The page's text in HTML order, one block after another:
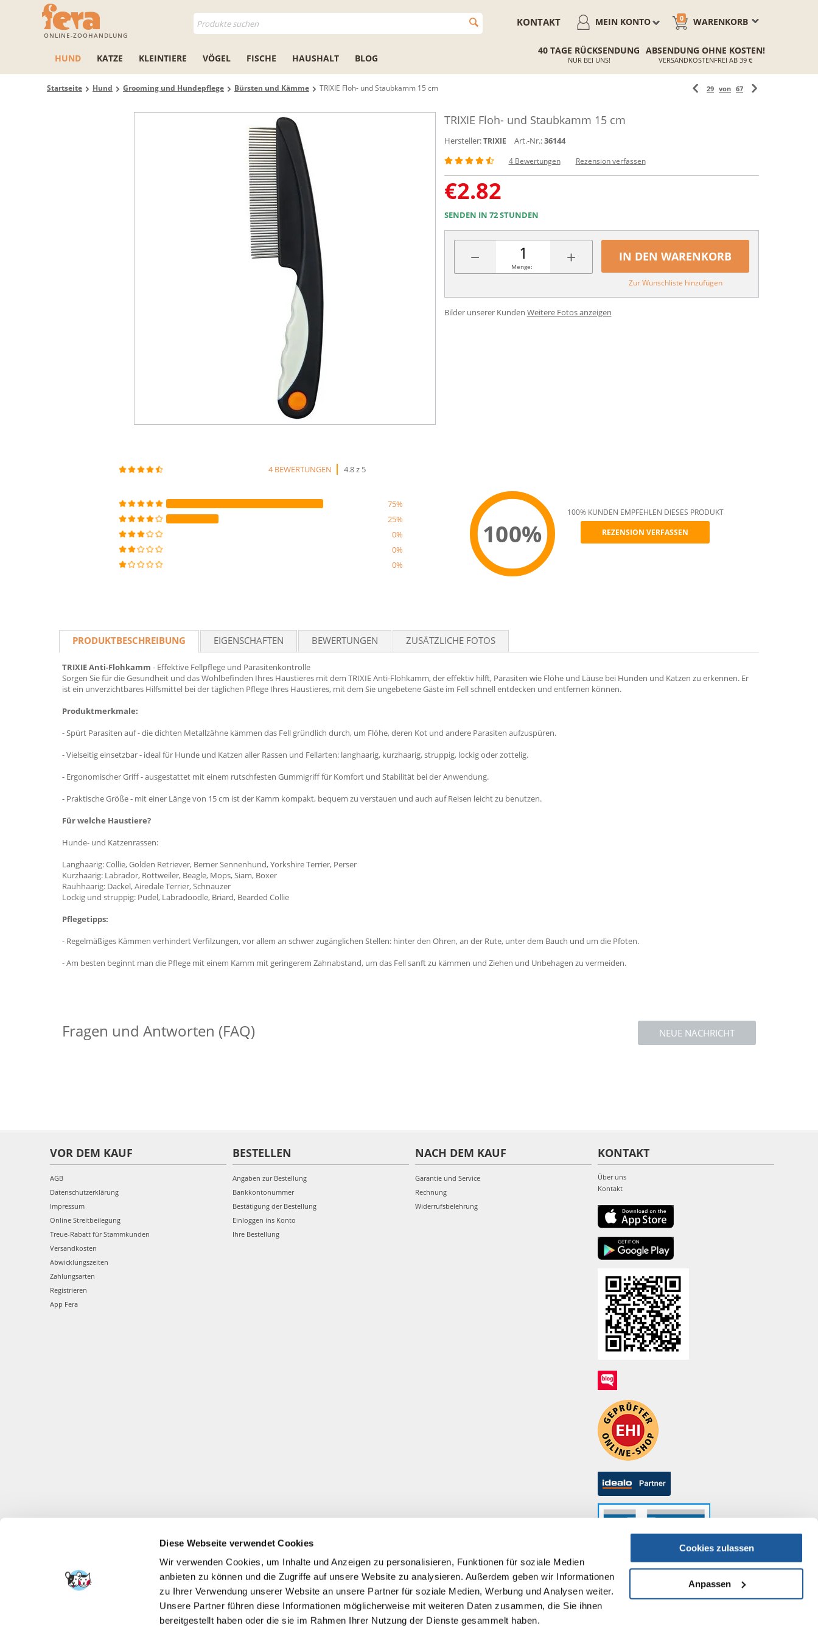
Diese Webseite verwendet Cookies
Wir verwenden Cookies, um Inhalte und Anzeigen zu personalisieren, Funktionen für soziale Medien
anbieten zu können und die Zugriffe auf unsere Website zu analysieren. Außerdem geben wir Informationen
zu Ihrer Verwendung unserer Website an unsere Partner für soziale Medien, Werbung und Analysen weiter.
Unsere Partner führen diese Informationen möglicherweise mit weiteren Daten zusammen, die Sie ihnen
bereitgestellt haben oder die sie im Rahmen Ihrer Nutzung der Dienste gesammelt haben.
Cookies zulassen
Anpassen
ONLINE-ZOOHANDLUNG
WARENKORB
0
MEIN KONTO
KONTAKT
HUND KATZE KLEINTIERE VÖGEL FISCHE HAUSHALT BLOG
40 TAGE RÜCKSENDUNG
NUR BEI UNS!
ABSENDUNG OHNE KOSTEN!
VERSANDKOSTENFREI AB 39 €
Startseite Hund Grooming und Hundepflege Bürsten und Kämme TRIXIE Floh- und Staubkamm 15 cm 29 von 67
TRIXIE Floh- und Staubkamm 15 cm
Hersteller: TRIXIE Art.-Nr.:36144
4 Bewertungen Rezension verfassen
€2.82
SENDEN IN 72 STUNDEN
− +
Menge:
IN DEN WARENKORB
Zur Wunschliste hinzufügen
Bilder unserer Kunden Weitere Fotos anzeigen
4 BEWERTUNGEN 4.8 z 5
75%
25%
0%
0%
0%
100%
Recommend
100% KUNDEN EMPFEHLEN DIESES PRODUKT
REZENSION VERFASSEN
PRODUKTBESCHREIBUNG EIGENSCHAFTEN BEWERTUNGEN ZUSÄTZLICHE FOTOS
TRIXIE Anti-Flohkamm - Effektive Fellpflege und Parasitenkontrolle
Sorgen Sie für die Gesundheit und das Wohlbefinden Ihres Haustieres mit dem TRIXIE Anti-Flohkamm, der effektiv hilft, Parasiten wie Flöhe und Läuse bei Hunden und Katzen zu erkennen. Er
ist ein unverzichtbares Hilfsmittel bei der täglichen Pflege Ihres Haustieres, mit dem Sie ungebetene Gäste im Fell schnell entdecken und entfernen können.
Produktmerkmale:
- Spürt Parasiten auf - die dichten Metallzähne kämmen das Fell gründlich durch, um Flöhe, deren Kot und andere Parasiten aufzuspüren.
- Vielseitig einsetzbar - ideal für Hunde und Katzen aller Rassen und Fellarten: langhaarig, kurzhaarig, struppig, lockig oder zottelig.
- Ergonomischer Griff - ausgestattet mit einem rutschfesten Gummigriff für Komfort und Stabilität bei der Anwendung.
- Praktische Größe - mit einer Länge von 15 cm ist der Kamm kompakt, bequem zu verstauen und auch auf Reisen leicht zu benutzen.
Für welche Haustiere?
Hunde- und Katzenrassen:
Langhaarig: Collie, Golden Retriever, Berner Sennenhund, Yorkshire Terrier, Perser
Kurzhaarig: Labrador, Rottweiler, Beagle, Mops, Siam, Boxer
Rauhhaarig: Dackel, Airedale Terrier, Schnauzer
Lockig und struppig: Pudel, Labradoodle, Briard, Bearded Collie
Pflegetipps:
- Regelmäßiges Kämmen verhindert Verfilzungen, vor allem an schwer zugänglichen Stellen: hinter den Ohren, an der Rute, unter dem Bauch und um die Pfoten.
- Am besten beginnt man die Pflege mit einem Kamm mit geringerem Zahnabstand, um das Fell sanft zu kämmen und Ziehen und Unbehagen zu vermeiden.
NEUE NACHRICHT
Fragen und Antworten (FAQ)
VOR DEM KAUF
AGB
Datenschutzerklärung
Impressum
Online Streitbeilegung
Treue-Rabatt für Stammkunden
Versandkosten
Abwicklungszeiten
Zahlungsarten
Registrieren
App Fera
BESTELLEN
Angaben zur Bestellung
Bankkontonummer
Bestätigung der Bestellung
Einloggen ins Konto
Ihre Bestellung
NACH DEM KAUF
Garantie und Service
Rechnung
Widerrufsbelehrung
KONTAKT
Über uns
Kontakt
*Alle Preise inkl. ges. MwSt./ zzgl. Versand